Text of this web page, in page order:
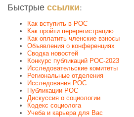
Быстрые ссылки:
Как вступить в РОС
Как пройти перерегистрацию
Как оплатить членские взносы
Объявления о конференциях
Сводка новостей
Конкурс публикаций РОС-2023
Исследовательские комитеты
Региональные отделения
Исследования РОС
Публикации РОС
Дискуссия о социологии
Кодекс социолога
Учеба и карьера для Вас